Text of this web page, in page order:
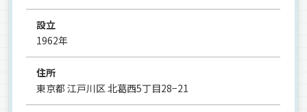
設立
1962年
住所
東京都 江戸川区 北葛西5丁目28−21